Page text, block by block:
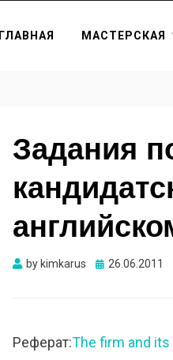
ГЛАВНАЯ МАСТЕРСКАЯ
Задания
by kimkarus Опубликовано
26.06.2011
Реферат:The firm and